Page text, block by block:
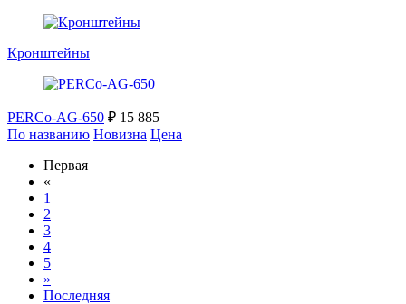
Кронштейны
PERCo-AG-650 ₽ 15 885
По названию Новизна Цена
Первая
«
1
2
3
4
5
»
Последняя